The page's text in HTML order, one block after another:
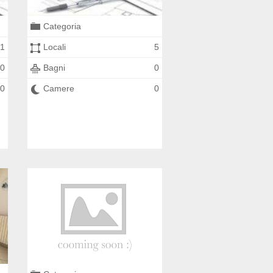
1
0
0
Categoria
Locali 5
Bagni 0
Camere 0